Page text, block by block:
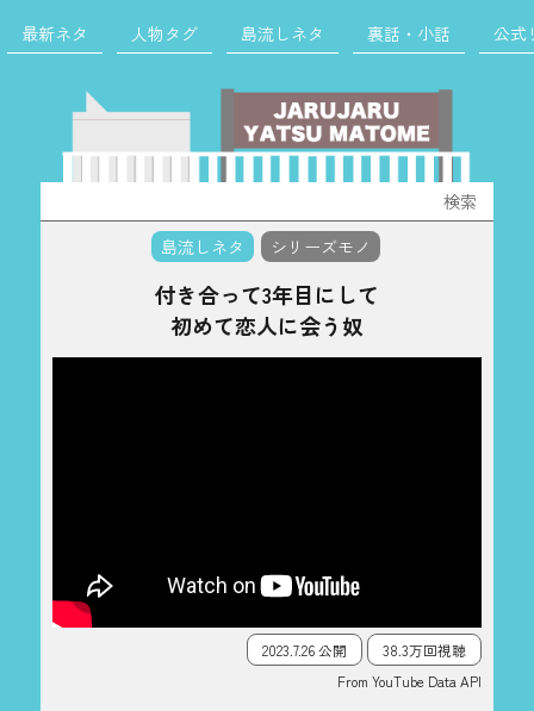
最新ネタ 人物タグ 島流しネタ 裏話・小話 公式
索:
島流しネタ
シリーズモノ
付き合って3年目にして
初めて恋人に会う奴
2023.7.26 公開
38.3万回視聴
From YouTube Data API